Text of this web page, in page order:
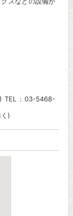
TEL：03-5468-
)